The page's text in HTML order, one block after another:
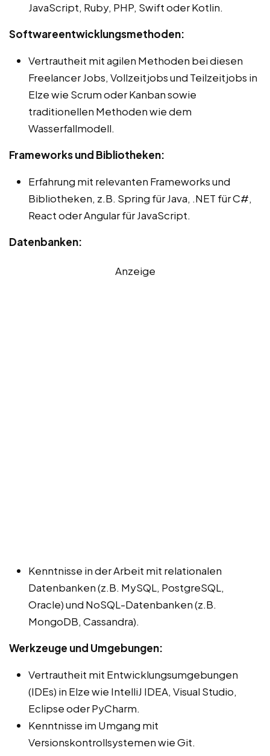
JavaScript, Ruby, PHP, Swift oder Kotlin.
Softwareentwicklungsmethoden:
Vertrautheit mit agilen Methoden bei diesen
Freelancer Jobs, Vollzeitjobs und Teilzeitjobs in
Elze wie Scrum oder Kanban sowie
traditionellen Methoden wie dem
Wasserfallmodell.
Frameworks und Bibliotheken:
Erfahrung mit relevanten Frameworks und
Bibliotheken, z.B. Spring für Java, .NET für C#,
React oder Angular für JavaScript.
Datenbanken:
Anzeige
Kenntnisse in der Arbeit mit relationalen
Datenbanken (z.B. MySQL, PostgreSQL,
Oracle) und NoSQL-Datenbanken (z.B.
MongoDB, Cassandra).
Werkzeuge und Umgebungen:
Vertrautheit mit Entwicklungsumgebungen
(IDEs) in Elze wie IntelliJ IDEA, Visual Studio,
Eclipse oder PyCharm.
Kenntnisse im Umgang mit
Versionskontrollsystemen wie Git.